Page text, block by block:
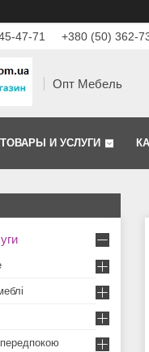
47-71 +380 (50) 362-
Опт Мебель
ТОВАРЫ И УСЛУГИ